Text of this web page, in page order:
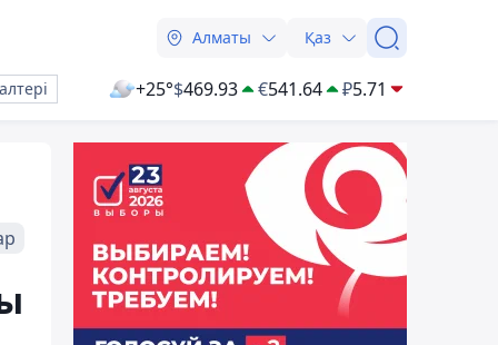
Алматы Қаз
+25°$469.93 €541.64 ₽5.71